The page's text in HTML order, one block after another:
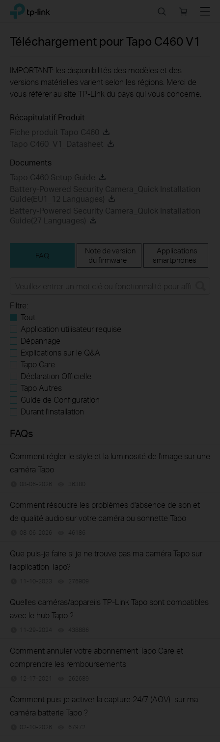
Click
the
navigation
TP-Link, Reliably Smart
store
Menu
Téléchargement pourTapo C460 V1
IMPORTANT: les disponibilités des modèles et des
versions matérielles varient selon les régions. Merci de
vous référer au site TP-Link du pays qui vous concerne.
Récapitulatif Produit
Fiche produit Tapo C460
Tapo C460_V1_Datasheet
Documents
Tapo C460 Setup Guide
Battery-Powered Security Camera_Quick Installation
Guide(EU1_12 Languages)
Battery-Powered Security Camera_Quick Installation
Guide(27 Languages)
FAQ
Note de version
du firmware
Applications
smartphones
Filtre:
Tout
Application utilisateur requise
Dépannage
Explications sur le Q&A
Tapo Care
Déclaration Officielle
Tapo Autres
Guide de Configuration
Durant l'installation
FAQs
Comment régler le style et la luminosité de l'image sur une
caméra Tapo
08-06-2026 36380
Comment résoudre les problèmes d'absence de son et
de qualité audio sur votre caméra ou sonnette Tapo
08-06-2026 46186
Que puis-je faire si je ne trouve pas ma caméra Tapo sur
l'application Tapo?
11-10-2023 276909
Quelles caméras/appareils TP-Link Tapo sont compatibles
avec le hub Tapo ?
11-29-2024 438886
Comment annuler votre abonnement Tapo Care et
comprendre les remboursements
12-17-2021 262689
Comment puis-je activer la capture 24/7 (AOV) sur ma
caméra batterie Tapo ?
02-10-2026 67972